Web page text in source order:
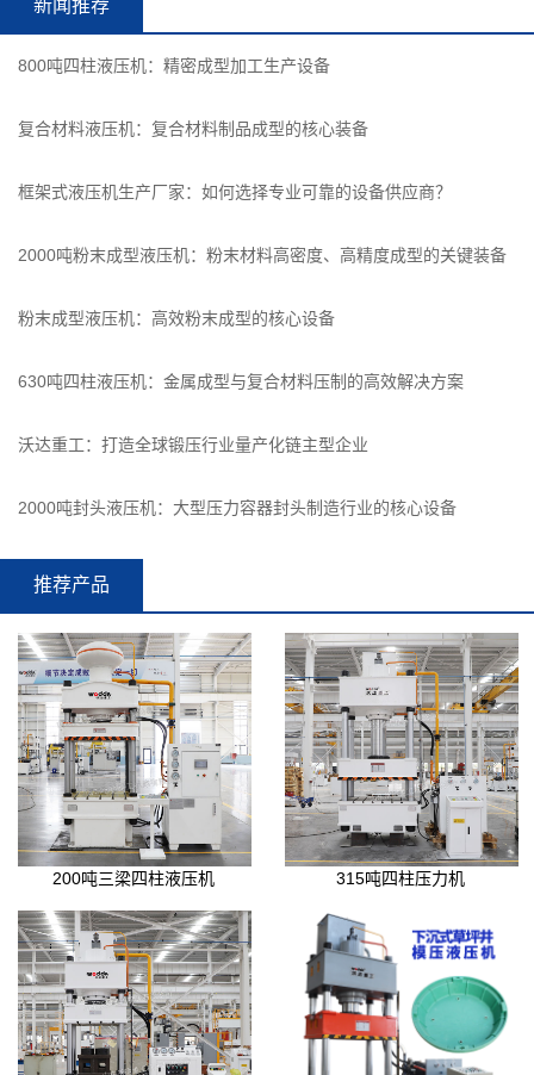
新闻推荐
800吨四柱液压机：精密成型加工生产设备
复合材料液压机：复合材料制品成型的核心装备
框架式液压机生产厂家：如何选择专业可靠的设备供应商？
2000吨粉末成型液压机：粉末材料高密度、高精度成型的关键装备
粉末成型液压机：高效粉末成型的核心设备
630吨四柱液压机：金属成型与复合材料压制的高效解决方案
沃达重工：打造全球锻压行业量产化链主型企业
2000吨封头液压机：大型压力容器封头制造行业的核心设备
推荐产品
200吨三梁四柱液压机 315吨四柱压力机